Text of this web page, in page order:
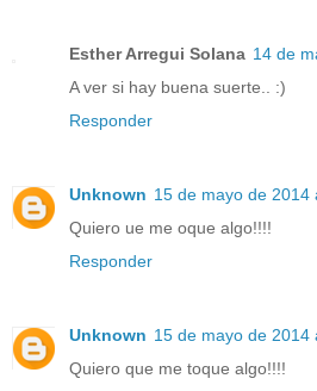
Esther Arregui Solana 14 de
A ver si hay buena suerte.. :)
Responder
Unknown 15 de mayo de 2014
Quiero ue me oque algo!!!!
Responder
Unknown 15 de mayo de 2014
Quiero que me toque algo!!!!